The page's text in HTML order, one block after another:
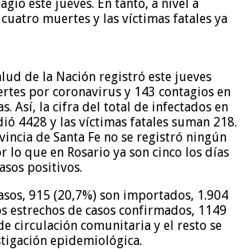
este jueves. En tanto, a nivel a
muertes y las víctimas fatales ya
de la Nación registró este jueves
por coronavirus y 143 contagios en
Así, la cifra del total de infectados en
4428 y las víctimas fatales suman 218.
de Santa Fe no se registró ningún
lo que en Rosario ya son cinco los días
positivos.
915 (20,7%) son importados, 1.904
estrechos de casos confirmados, 1149
circulación comunitaria y el resto se
epidemiológica.